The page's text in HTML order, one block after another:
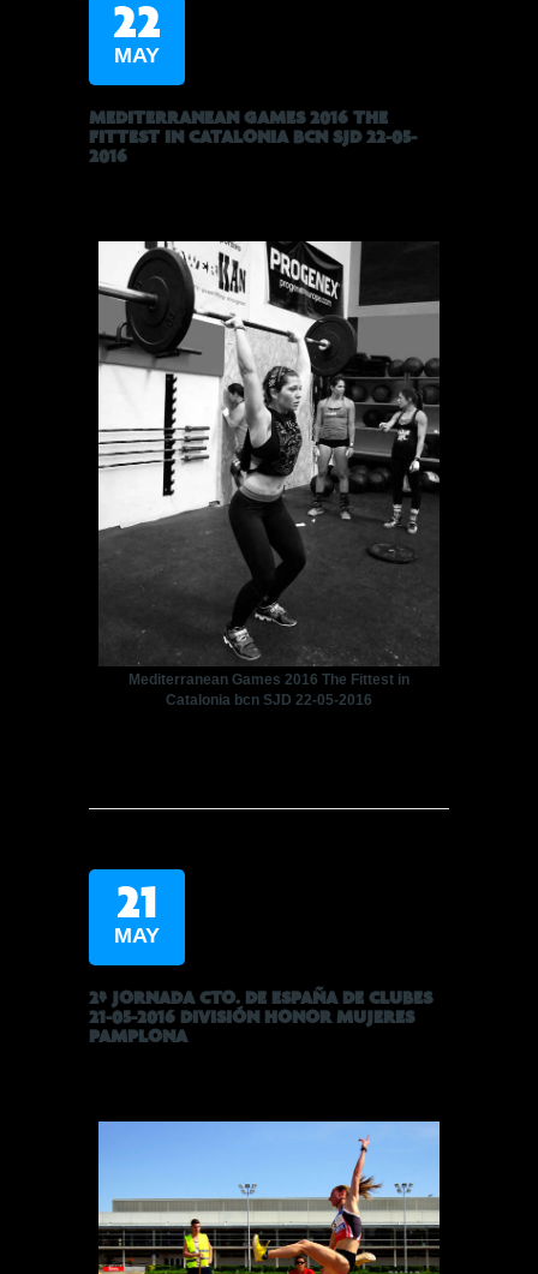
22
MAY
MEDITERRANEAN GAMES 2016 THE
FITTEST IN CATALONIA BCN SJD 22-05-
2016
Mediterranean Games 2016 The Fittest in
Catalonia bcn SJD 22-05-2016
21
MAY
2ª JORNADA CTO. DE ESPAÑA DE CLUBES
21-05-2016 DIVISIÓN HONOR MUJERES
PAMPLONA